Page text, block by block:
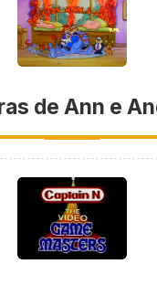
de Ann e